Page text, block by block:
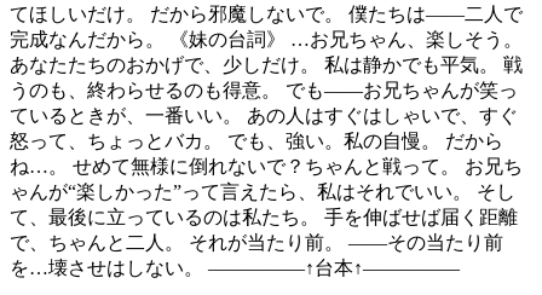
てほしいだけ。 だから邪魔しないで。 僕たちは——二人で
完成なんだから。 《妹の台詞》 …お兄ちゃん、楽しそう。
あなたたちのおかげで、少しだけ。 私は静かでも平気。 戦
うのも、終わらせるのも得意。 でも——お兄ちゃんが笑っ
ているときが、一番いい。 あの人はすぐはしゃいで、すぐ
怒って、ちょっとバカ。 でも、強い。私の自慢。 だから
ね…。 せめて無様に倒れないで？ちゃんと戦って。 お兄ち
ゃんが“楽しかった”って言えたら、私はそれでいい。 そし
て、最後に立っているのは私たち。 手を伸ばせば届く距離
で、ちゃんと二人。 それが当たり前。 ——その当たり前
を…壊させはしない。 ―――――↑台本↑―――――